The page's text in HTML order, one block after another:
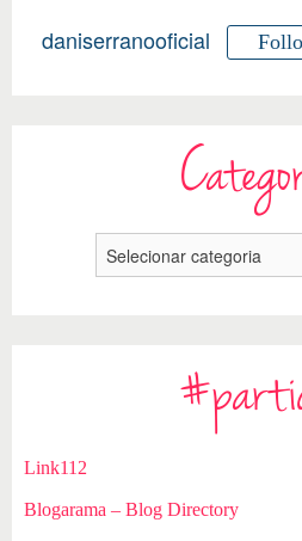
daniserranooficial
Link112
Blogarama – Blog Directory